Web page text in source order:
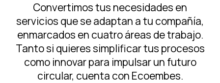
ES EN
Convertimos tus necesidades en
servicios que se adaptan a tu compañía,
enmarcados en cuatro áreas de trabajo.
Tanto si quieres simplificar tus procesos
como innovar para impulsar un futuro
circular, cuenta con Ecoembes.